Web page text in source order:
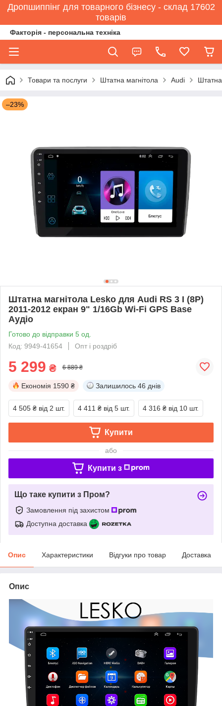
Дропшиппінг для товарного бізнесу - склад 17602
товарів
Факторія - персональна техніка
Товари та послуги Штатна магнітола Audi
–23%
Штатна магнітола Lesko для Audi RS 3 I (8P)
2011-2012 екран 9" 1/16Gb Wi-Fi GPS Base
Аудіо
Готово до відправки 5 од.
Код: 9949-41654
Опт і роздріб
5 299 ₴ 6 889 ₴
Економія 1590 ₴ Залишилось 46 днів
4 505 ₴ від 2 шт. 4 411 ₴ від 5 шт. 4 316 ₴ від 10 шт.
Купити
або
Купити з
Що таке купити з Пром?
Замовлення під захистом
Доступна доставка
Опис Характеристики Відгуки про товар Доставка
Опис